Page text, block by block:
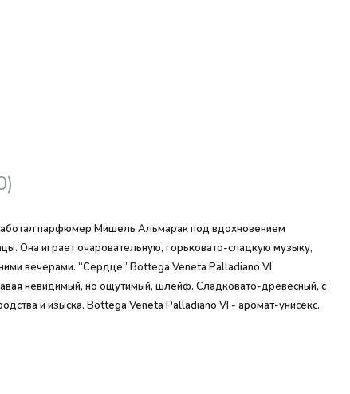
парфюмер Мишель Альмарак под вдохновением
Она играет очаровательную, горьковато-сладкую музыку,
вечерами. “Сердце” Bottega Veneta Palladiano VI
невидимый, но ощутимый, шлейф. Сладковато-древесный, с
и изыска. Bottega Veneta Palladiano VI - аромат-унисекс.